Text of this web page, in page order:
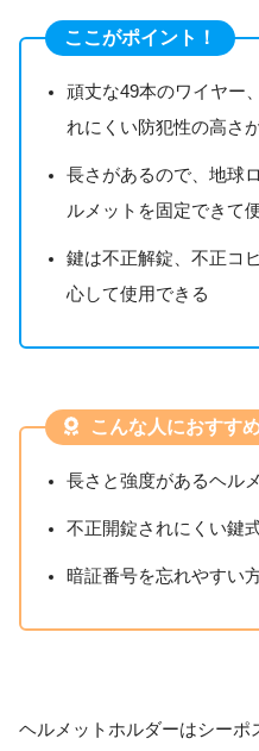
ここがポイント！
頑丈な49本のワイヤー
れにくい防犯性の高さ
長さがあるので、地球
ルメットを固定できて
鍵は不正解錠、不正コ
心して使用できる
こんな人におすす
長さと強度があるヘル
不正開錠されにくい鍵
暗証番号を忘れやすい
ヘルメットホルダーはシー